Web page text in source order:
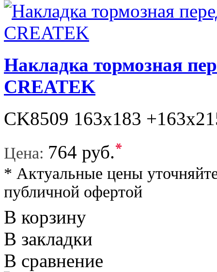
Накладка тормозная
CREATEK
CK8509 163x183
Цена: 764 руб.*
* Актуальные цены
публичной офертой
В корзину
В закладки
В сравнение